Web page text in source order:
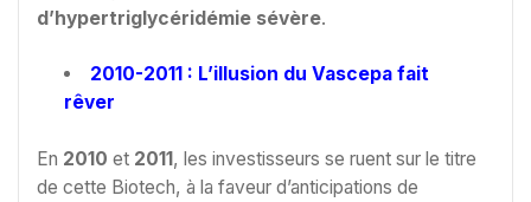
d’hypertriglycéridémie sévère.
2010-2011 : L’illusion du Vascepa fait
rêver
En 2010 et 2011, les investisseurs se ruent sur le titre
de cette Biotech, à la faveur d’anticipations de